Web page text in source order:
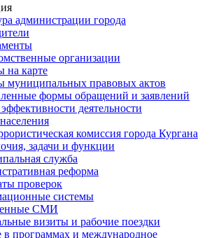
администрации города
организации
на карте
муниципальных правовых актов
формы обращений и заявлений
деятельности
комиссия города Кургана
задачи и функции
служба
реформа
проверок
системы
СМИ
визиты и рабочие поездки
в программах и международное